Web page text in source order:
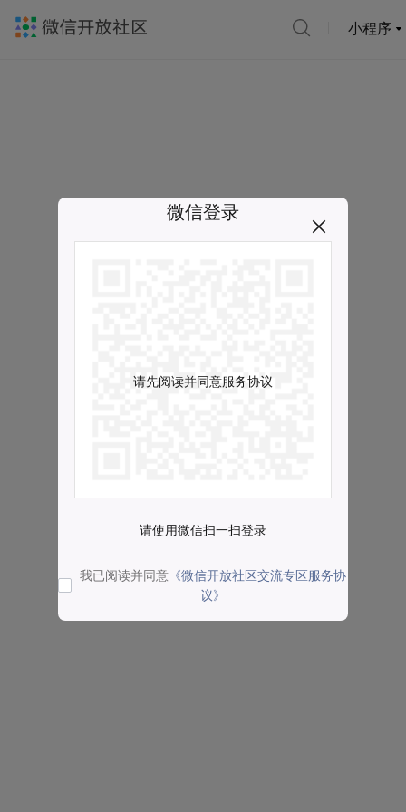
小程序
微信登录
请先阅读并同意服务协议
请使用微信扫一扫登录
我已阅读并同意 《微信开放社区交流专区服务协
议》